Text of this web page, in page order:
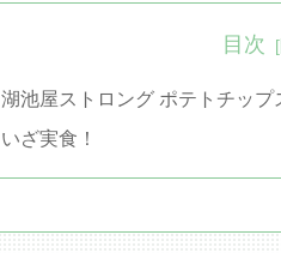
目次
湖池屋ストロング ポテトチッ
いざ実食！